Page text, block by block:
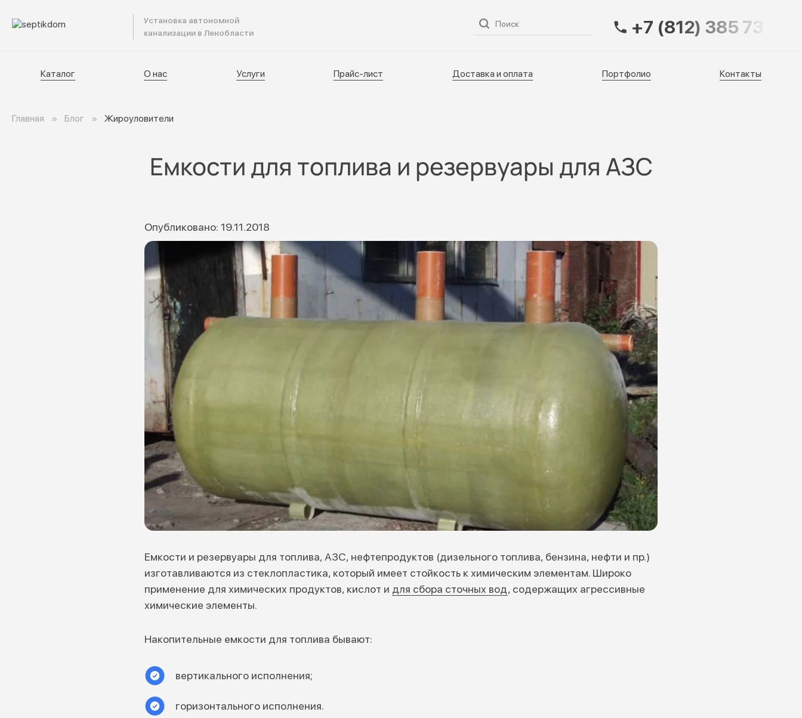
Установка автономной
канализации в Ленобласти
Каталог Доставка и оплата Контакты+7 (812) 385 73 83
Каталог О нас Услуги Прайс-лист Доставка и оплата Портфолио Контакты
Главная Блог Жироуловители
Емкости для топлива и резервуары для АЗС
Опубликовано: 19.11.2018
Емкости и резервуары для топлива, АЗС, нефтепродуктов (дизельного топлива, бензина, нефти и пр.)
изготавливаются из стеклопластика, который имеет стойкость к химическим элементам. Широко
применение для химических продуктов, кислот и для сбора сточных вод, содержащих агрессивные
химические элементы.
Накопительные емкости для топлива бывают:
вертикального исполнения;
горизонтального исполнения.